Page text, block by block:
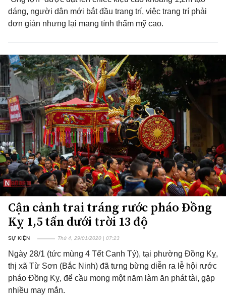
dáng, người dân mới bắt đầu trang trí, việc trang trí phải
đơn giản nhưng lại mang tính thẩm mỹ cao.
Cận cảnh trai tráng rước pháo Đồng
Kỵ 1,5 tấn dưới trời 13 độ
SỰ KIỆN Thứ 4, 29/01/2020 | 07:23
Ngày 28/1 (tức mùng 4 Tết Canh Tý), tại phường Đồng Kỵ,
thị xã Từ Sơn (Bắc Ninh) đã tưng bừng diễn ra lễ hội rước
pháo Đồng Kỵ, để cầu mong một năm làm ăn phát tài, gặp
nhiều may mắn.